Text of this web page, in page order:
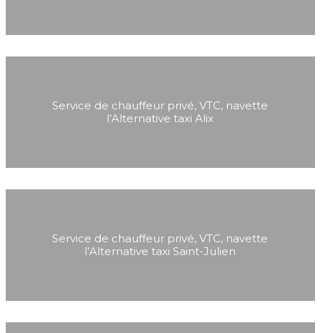
Service de chauffeur privé, VTC, navette
l’Alternative taxi Alix
Service de chauffeur privé, VTC, navette
l’Alternative taxi Saint-Julien